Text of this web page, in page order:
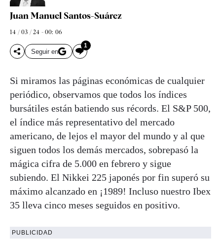
Juan Manuel Santos-Suárez
14 / 03 / 24 - 00: 06
Seguir en
1
Si miramos las páginas económicas de cualquier
periódico, observamos que todos los índices
bursátiles están batiendo sus récords. El S&P 500,
el índice más representativo del mercado
americano, de lejos el mayor del mundo y al que
siguen todos los demás mercados, sobrepasó la
mágica cifra de 5.000 en febrero y sigue
subiendo. El Nikkei 225 japonés por fin superó su
máximo alcanzado en ¡1989! Incluso nuestro Ibex
35 lleva cinco meses seguidos en positivo.
PUBLICIDAD